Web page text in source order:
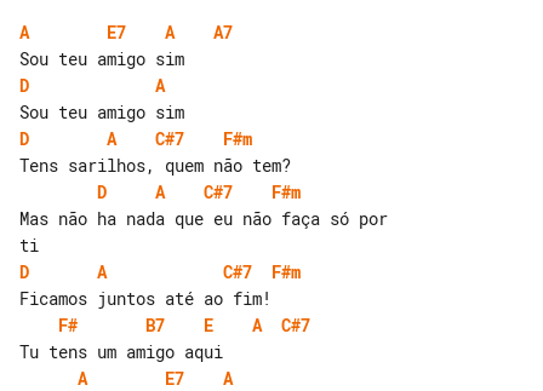
A E7 A
A7
D
A
D
A C#7
F#m
D
A C#7
F#m
Mas não ha nada que eu não faça só por
D
A C#7
F#m
F#
B7 E A
C#7
A
E7
A